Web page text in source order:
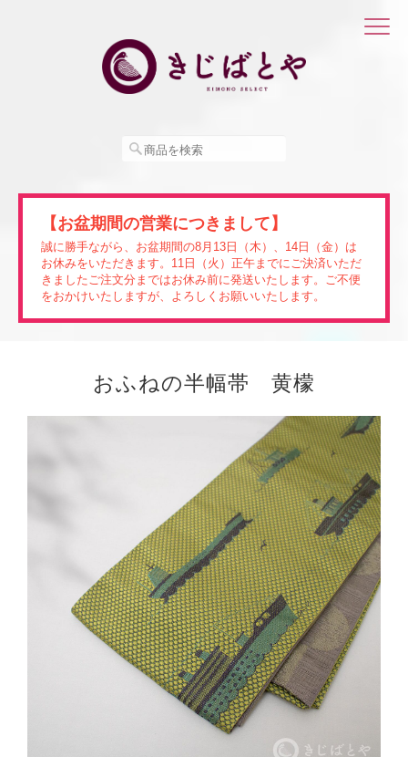
【お盆期間の営業につきまして】
誠に勝手ながら、お盆期間の8月13日（木）、14日（金）は
お休みをいただきます。11日（火）正午までにご決済いただ
きましたご注文分まではお休み前に発送いたします。ご不便
をおかけいたしますが、よろしくお願いいたします。
おふねの半幅帯 黄檬